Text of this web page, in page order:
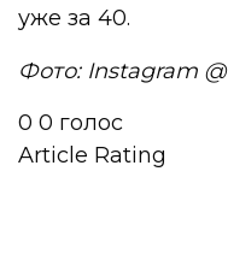
уже за 40.
Фото: Instagram
0 0 голос
Article Rating